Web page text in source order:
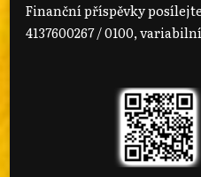
Finanční příspěvky
4137600267 / 0100,